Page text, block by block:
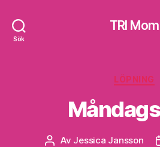
Sök
TRI Mom
LÖPNING
Inläggsförfattare
Av Jessica Jansson